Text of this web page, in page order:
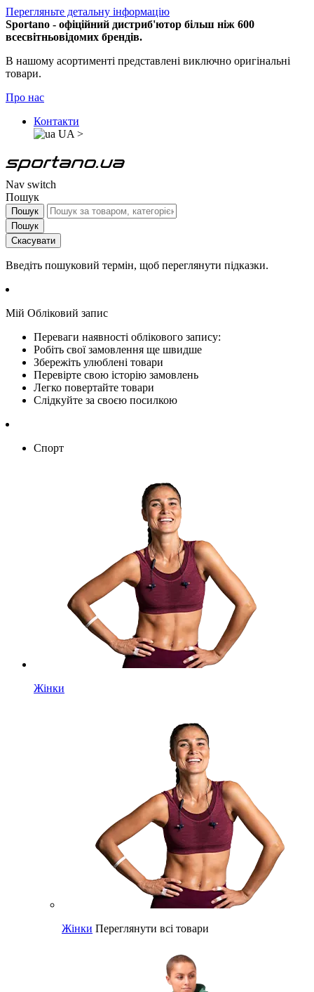
Перегляньте детальну інформацію
Sportano - офіційний дистриб'ютор більш ніж 600
всесвітньовідомих брендів.
В нашому асортименті представлені виключно оригінальні
товари.
Про нас
Контакти
UA >
Nav switch
Пошук
Пошук
Пошук
Скасувати
Введіть пошуковий термін, щоб переглянути підказки.
Мій Обліковий запис
Переваги наявності облікового запису:
Робіть свої замовлення ще швидше
Збережіть улюблені товари
Перевірте свою історію замовлень
Легко повертайте товари
Слідкуйте за своєю посилкою
Спорт
Жінки
Жінки Переглянути всі товари